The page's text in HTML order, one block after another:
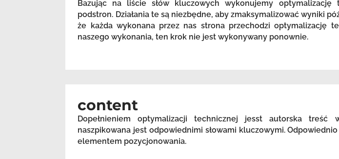
Bazując na liście słów kluczowych wykonujemy optymalizację
podstron. Działania te są niezbędne, aby zmaksymalizować wyniki
że każda wykonana przez nas strona przechodzi optymalizację
naszego wykonania, ten krok nie jest wykonywany ponownie.
content
Dopełnieniem optymalizacji technicznej jesst autorska treść
naszpikowana jest odpowiednimi słowami kluczowymi.
elementem pozycjonowania.